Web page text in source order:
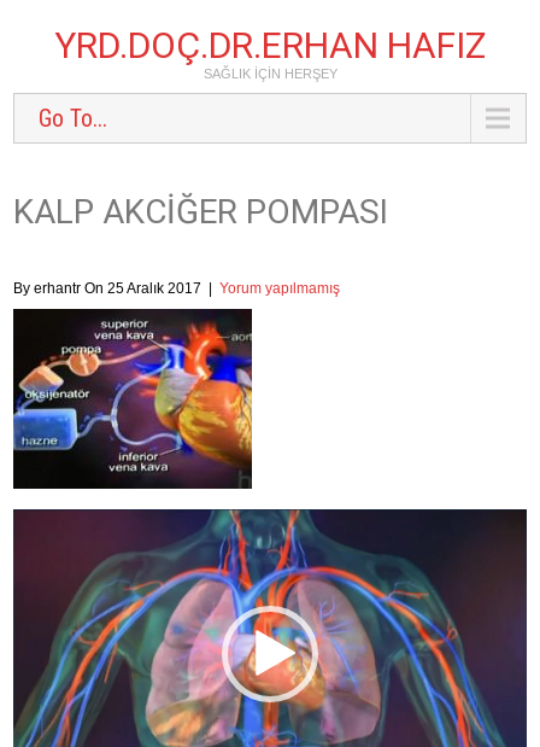
YRD.DOÇ.DR.ERHAN HAFIZ
SAĞLIK IÇIN HERŞEY
Go To...
KALP AKCIĞER POMPASI
By erhantr On 25 Aralık 2017 |Yorum yapılmamış